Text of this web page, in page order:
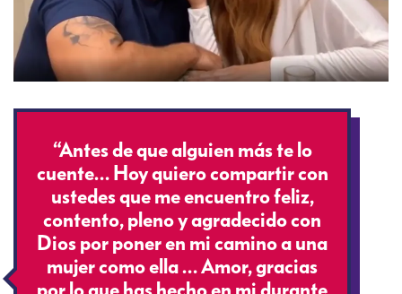
“Antes de que alguien más te lo
cuente… Hoy quiero compartir con
ustedes que me encuentro feliz,
contento, pleno y agradecido con
Dios por poner en mi camino a una
mujer como ella … Amor, gracias